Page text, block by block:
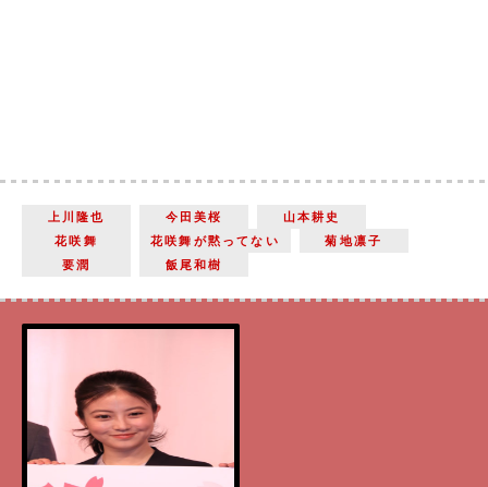
上川隆也 今田美桜
山本耕史
花咲舞
花咲舞が黙ってない
菊地凛子
要潤
飯尾和樹